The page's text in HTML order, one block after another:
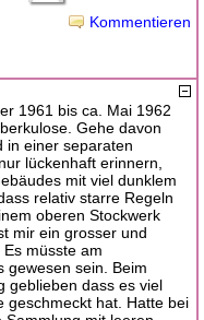
Kommentieren
1961 bis ca. Mai 1962
Gehe davon
in einer separaten
lückenhaft erinnern,
mit viel dunklem
relativ starre Regeln
oberen Stockwerk
mir ein grosser und
müsste am
gewesen sein. Beim
geblieben dass es viel
geschmeckt hat. Hatte bei